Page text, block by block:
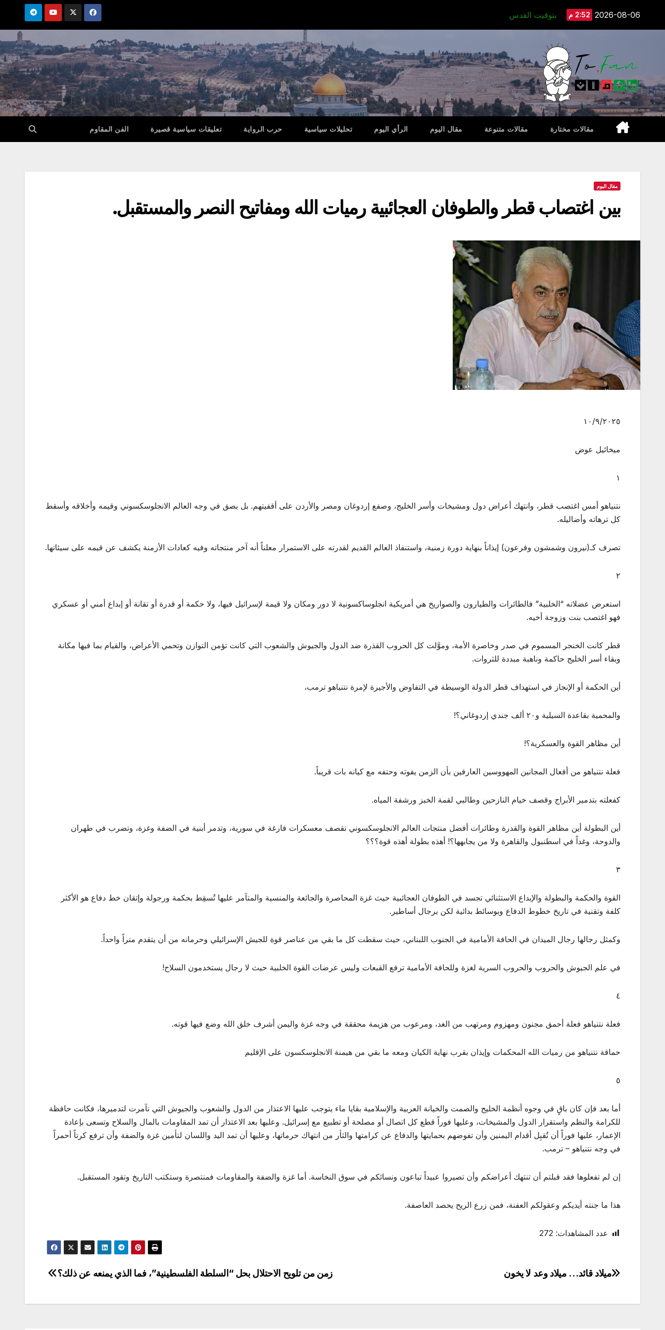
2026-08-06 2:52 م بتوقيت القدس
مقالات مختارة مقالات متنوعة مقال اليوم الرأي اليوم تحليلات سياسية حرب الرواية تعليقات سياسية قصيرة الفن المقاوم
مقال اليوم
بين اغتصاب قطر والطوفان العجائبية رميات الله ومفاتيح النصر والمستقبل.
١٠/٩/٢٠٢٥
ميخائيل عوض
١
نتنياهو أمس اغتصب قطر، وانتهك أعراض دول ومشيخات وأسر الخليج، وصفع إردوغان ومصر والأردن على أقفيتهم. بل بصق في وجه العالم الانجلوسكسوني وقيمه وأخلاقه وأسقط
كل ترهاته وأضاليله.
تصرف كـ(نيرون وشمشون وفرعون) إيذاناً بنهاية دورة زمنية، واستنفاذ العالم القديم لقدرته على الاستمرار معلناً أنه آخر منتجاته وفيه كعادات الأزمنة يكشف عن قيمه على سيئاتها.
٢
استعرض عضلاته “الخلبية” فالطائرات والطيارون والصواريخ هي أمريكية انجلوساكسونية لا دور ومكان ولا قيمة لإسرائيل فيها، ولا حكمة أو قدرة أو تقانة أو إبداع أمني أو عسكري
فهو اغتصب بنت وزوجة أخيه.
قطر كانت الخنجر المسموم في صدر وخاصرة الأمة، وموَّلت كل الحروب القذرة ضد الدول والجيوش والشعوب التي كانت تؤمن التوازن وتحمي الأعراض، والقيام بما فيها مكانة
وبقاء أسر الخليج حاكمة وناهبة مبددة للثروات.
أين الحكمة أو الإنجاز في استهداف قطر الدولة الوسيطة في التفاوض والأجيرة لإمرة نتنياهو ترمب،
والمحمية بقاعدة السيلية و٢٠ ألف جندي إردوغاني؟!
أين مظاهر القوة والعسكرية؟!
فعلة نتنياهو من أفعال المجانين المهووسين العارفين بأن الزمن يفوته وحتفه مع كيانه بات قريباً.
كفعلته بتدمير الأبراج وقصف خيام النازحين وطالبي لقمة الخبز ورشفة المياه.
أين البطولة أين مظاهر القوة والقدرة وطائرات أفضل منتجات العالم الانجلوسكسوني تقصف معسكرات فارغة في سورية، وتدمر أبنية في الضفة وغزة، وتضرب في طهران
والدوحة، وغداً في اسطنبول والقاهرة ولا من يجابهها؟! أهذه بطولة أهذه قوة؟؟؟
٣
القوة والحكمة والبطولة والإبداع الاستثنائي تجسد في الطوفان العجائبية حيث غزة المحاصرة والجائعة والمنسية والمتآمر عليها تُسقِط بحكمة ورجولة وإتقان خط دفاع هو الأكثر
كلفة وتقنية في تاريخ خطوط الدفاع وبوسائط بدائية لكن برجال أساطير.
وكمثل رجالها رجال الميدان في الحافة الأمامية في الجنوب اللبناني، حيث سقطت كل ما بقي من عناصر قوة للجيش الإسرائيلي وحرمانه من أن يتقدم متراً واحداً.
في علم الجيوش والحروب والحروب السرية لغزة وللحافة الأمامية ترفع القبعات وليس عرضات القوة الخلبية حيث لا رجال يستخدمون السلاح!
٤
فعلة نتنياهو فعلة أحمق مجنون ومهزوم ومرتهب من الغد، ومرعوب من هزيمة محققة في وجه غزة واليمن أشرف خلق الله وضع فيها قوته.
حماقة نتنياهو من رميات الله المحكمات وإيذان بقرب نهاية الكيان ومعه ما بقي من هيمنة الانجلوسكسون على الإقليم
٥
أما بعد فإن كان باقٍ في وجوه أنظمة الخليج والصمت والخيانة العربية والإسلامية بقايا ماء يتوجب عليها الاعتذار من الدول والشعوب والجيوش التي تآمرت لتدميرها، فكانت حافظة
للكرامة والنظم واستقرار الدول والمشيخات، وعليها فوراً قطع كل اتصال أو مصلحة أو تطبيع مع إسرائيل. وعليها بعد الاعتذار أن تمد المقاومات بالمال والسلاح وتسعى بإعادة
الإعمار، عليها فوراً أن تُقبِل أقدام اليمنين وأن تفوضهم بحمايتها والدفاع عن كرامتها والثأر من انتهاك حرماتها، وعليها أن تمد اليد واللسان لتأمين غزة والضفة وأن ترفع كرتاً أحمراً
في وجه نتنياهو – ترمب.
إن لم تفعلوها فقد قبلتم أن تنتهك أعراضكم وأن تصيروا عبيداً تباعون ونسائكم في سوق النخاسة. أما غزة والضفة والمقاومات فمنتصرة وستكتب التاريخ وتقود المستقبل.
هذا ما جنته أيديكم وعقولكم العفنة، فمن زرع الريح يحصد العاصفة.
عدد المشاهدات: 272
تصفّح
زمن من تلويح الاحتلال بحل “السلطة الفلسطينية”، فما الذي يمنعه عن ذلك؟ ميلاد قائد… ميلاد وعد لا يخون